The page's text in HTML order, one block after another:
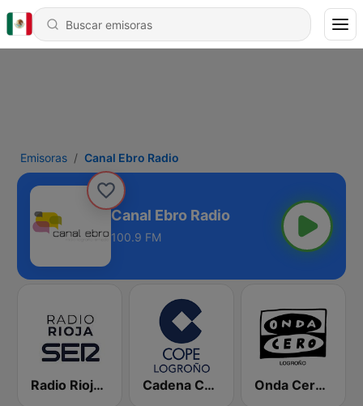
Emisoras Canal Ebro Radio
Canal Ebro Radio
100.9 FM
Radio Rioja SER Cadena COPE Logroño Onda Cero Logroño